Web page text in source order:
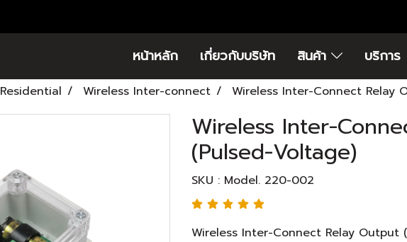
หน้าหลัก เกี่ยวกับบริษัท สินค้า บริการ
Residential Wireless Inter-connect Wireless Inter-Connect Relay
Wireless Inter-
(Pulsed-Voltage)
SKU : Model. 220-002
Wireless Inter-Connect Relay Output